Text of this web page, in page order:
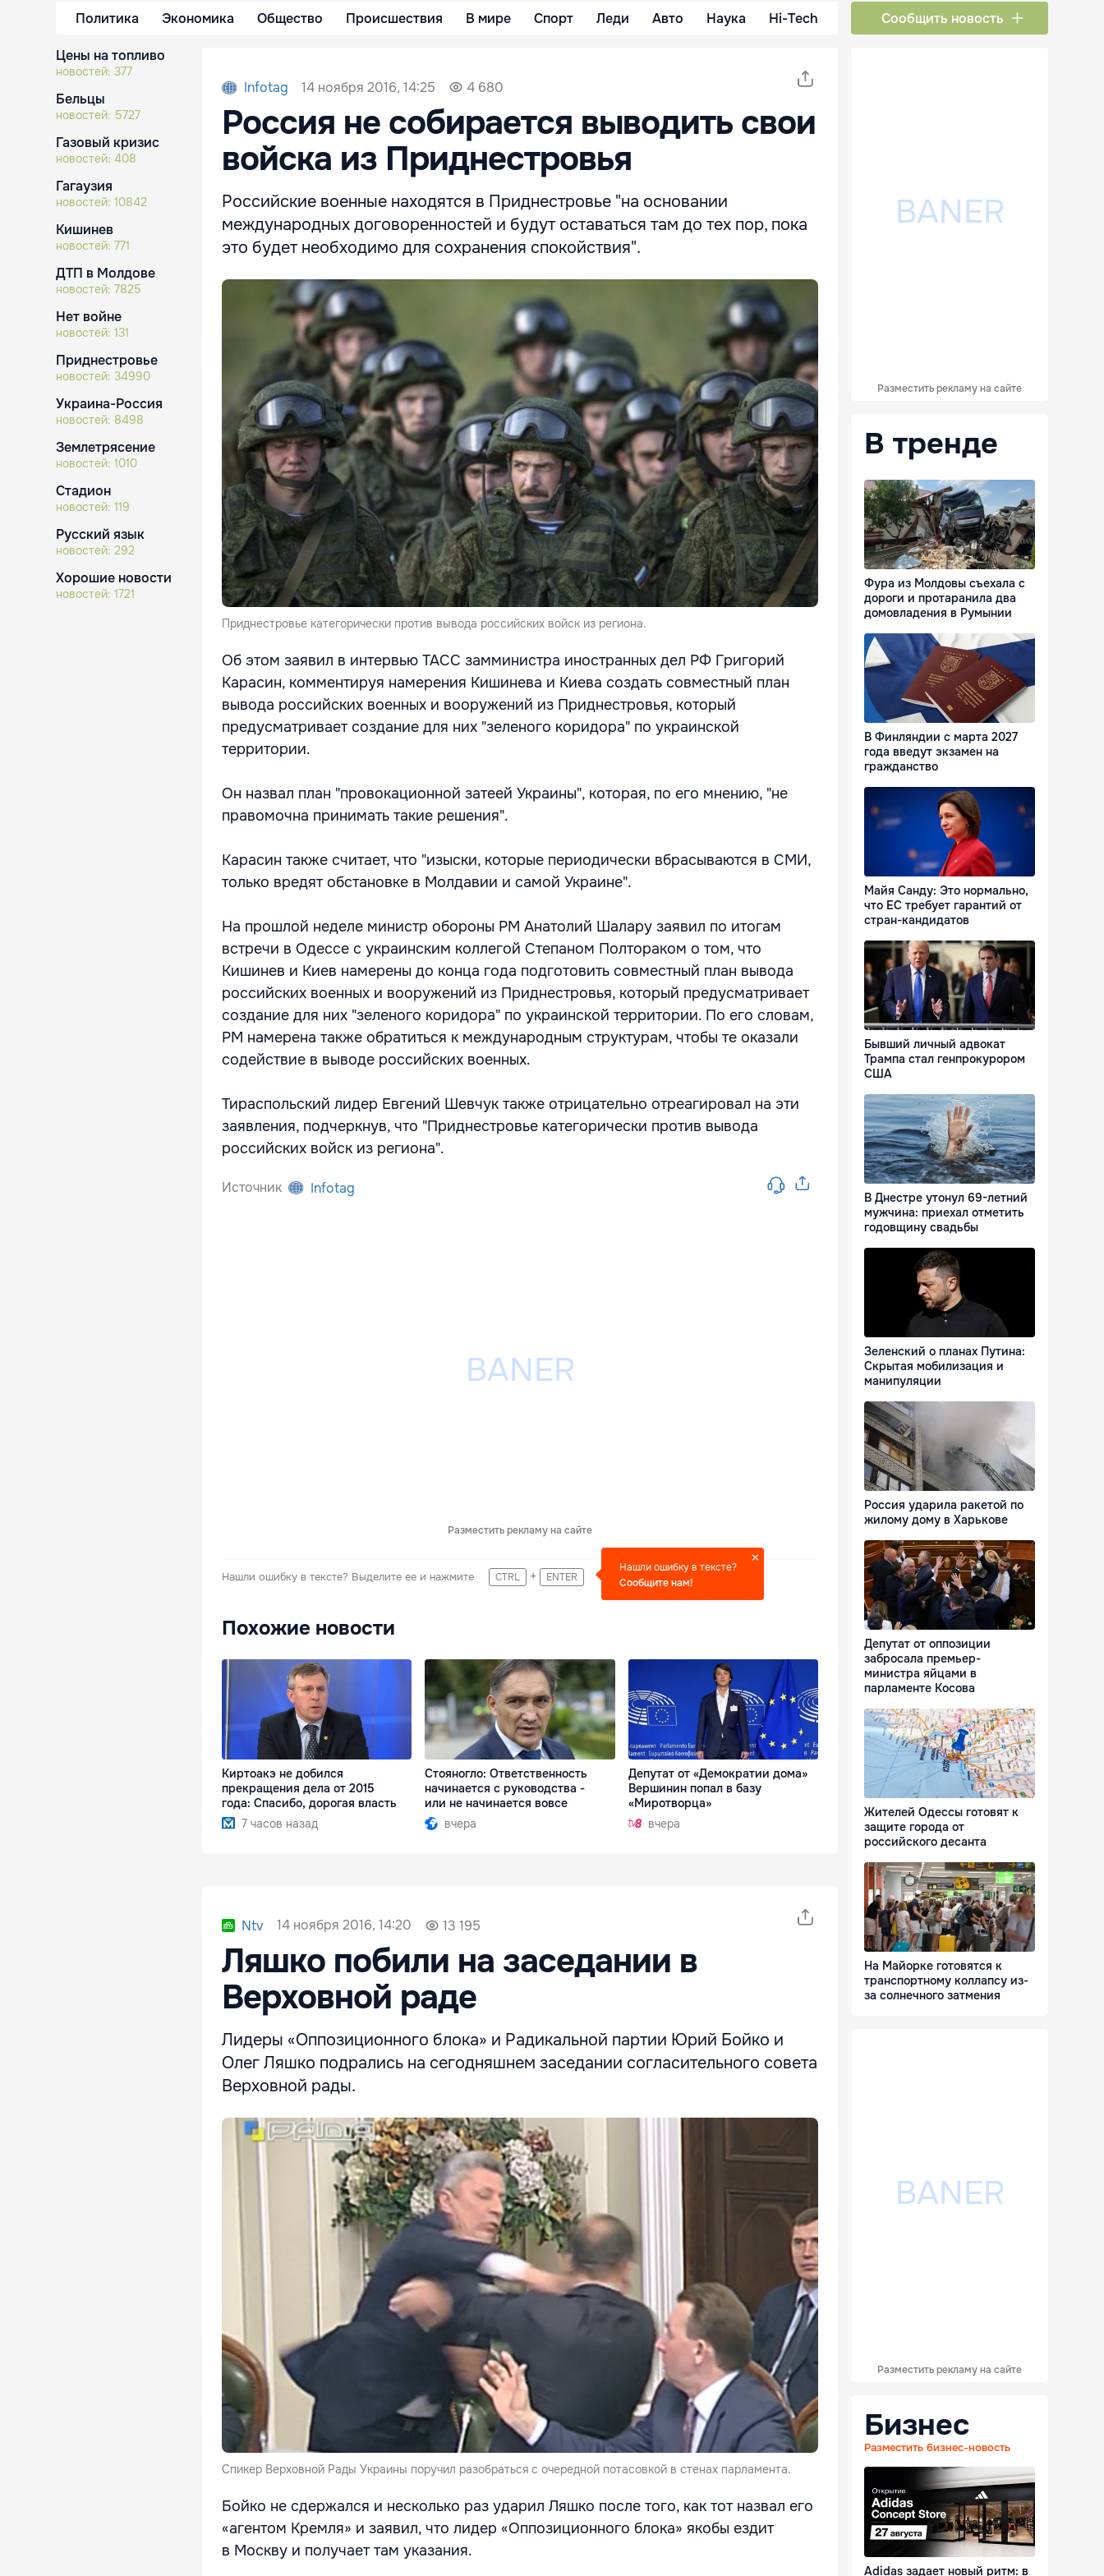
Политика Экономика Общество Происшествия В мире Спорт Леди Авто Наука Hi-Tech Сообщить новость
Цены на топливо
новостей: 377
Бельцы
новостей: 5727
Газовый кризис
новостей: 408
Гагаузия
новостей: 10842
Кишинев
новостей: 771
ДТП в Молдове
новостей: 7825
Нет войне
новостей: 131
Приднестровье
новостей: 34990
Украина-Россия
новостей: 8498
Землетрясение
новостей: 1010
Стадион
новостей: 119
Русский язык
новостей: 292
Хорошие новости
новостей: 1721
Infotag 14 ноября 2016, 14:25 4 680
Россия не собирается выводить свои
войска из Приднестровья
Российские военные находятся в Приднестровье "на основании
международных договоренностей и будут оставаться там до тех пор, пока
это будет необходимо для сохранения спокойствия".
Приднестровье категорически против вывода российских войск из региона.
Об этом заявил в интервью ТАСС замминистра иностранных дел РФ Григорий
Карасин, комментируя намерения Кишинева и Киева создать совместный план
вывода российских военных и вооружений из Приднестровья, который
предусматривает создание для них "зеленого коридора" по украинской
территории.
Он назвал план "провокационной затеей Украины", которая, по его мнению, "не
правомочна принимать такие решения".
Карасин также считает, что "изыски, которые периодически вбрасываются в СМИ,
только вредят обстановке в Молдавии и самой Украине".
На прошлой неделе министр обороны РМ Анатолий Шалару заявил по итогам
встречи в Одессе с украинским коллегой Степаном Полтораком о том, что
Кишинев и Киев намерены до конца года подготовить совместный план вывода
российских военных и вооружений из Приднестровья, который предусматривает
создание для них "зеленого коридора" по украинской территории. По его словам,
РМ намерена также обратиться к международным структурам, чтобы те оказали
содействие в выводе российских военных.
Тираспольский лидер Евгений Шевчук также отрицательно отреагировал на эти
заявления, подчеркнув, что "Приднестровье категорически против вывода
российских войск из региона".
Источник Infotag
Разместить рекламу на сайте
Нашли ошибку в тексте? Выделите ее и нажмите CTRL + ENTER
Нашли ошибку в тексте?
Сообщите нам!
Похожие новости
Киртоакэ не добился
прекращения дела от 2015
года: Спасибо, дорогая власть
7 часов назад
Стояногло: Ответственность
начинается с руководства -
или не начинается вовсе
вчера
Депутат от «Демократии дома»
Вершинин попал в базу
«Миротворца»
вчера
Ntv 14 ноября 2016, 14:20 13 195
Ляшко побили на заседании в
Верховной раде
Лидеры «Оппозиционного блока» и Радикальной партии Юрий Бойко и
Олег Ляшко подрались на сегодняшнем заседании согласительного совета
Верховной рады.
Спикер Верховной Рады Украины поручил разобраться с очередной потасовкой в стенах парламента.
Бойко не сдержался и несколько раз ударил Ляшко после того, как тот назвал его
«агентом Кремля» и заявил, что лидер «Оппозиционного блока» якобы ездит
в Москву и получает там указания.
Разместить рекламу на сайте
В тренде
Фура из Молдовы съехала с
дороги и протаранила два
домовладения в Румынии
В Финляндии с марта 2027
года введут экзамен на
гражданство
Майя Санду: Это нормально,
что ЕС требует гарантий от
стран-кандидатов
Бывший личный адвокат
Трампа стал генпрокурором
США
В Днестре утонул 69-летний
мужчина: приехал отметить
годовщину свадьбы
Зеленский о планах Путина:
Скрытая мобилизация и
манипуляции
Россия ударила ракетой по
жилому дому в Харькове
Депутат от оппозиции
забросала премьер-
министра яйцами в
парламенте Косова
Жителей Одессы готовят к
защите города от
российского десанта
На Майорке готовятся к
транспортному коллапсу из-
за солнечного затмения
Разместить рекламу на сайте
Бизнес
Разместить бизнес-новость
Adidas задает новый ритм: в